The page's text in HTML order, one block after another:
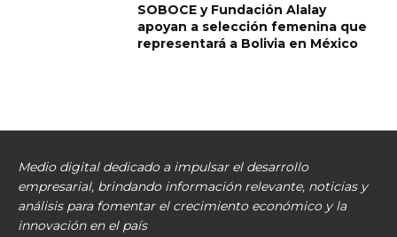
SOBOCE y Fundación Alalay
apoyan a selección femenina que
representará a Bolivia en México
Medio digital dedicado a impulsar el desarrollo
empresarial, brindando información relevante, noticias y
análisis para fomentar el crecimiento económico y la
innovación en el país